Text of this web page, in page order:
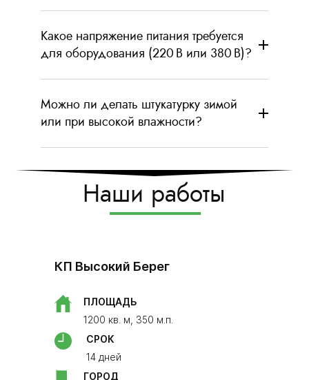
Какое напряжение питания требуется
для оборудования (220 В или 380 В)?
Можно ли делать штукатурку зимой
или при высокой влажности?
Наши работы
​КП Высокий Берег
ПЛОЩАДЬ
1200 кв. м, 350 м.п.
СРОК
14 дней
ГОРОД